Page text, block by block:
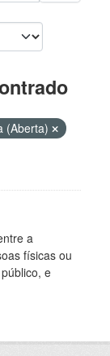
(Aberta)
a
físicas ou
e